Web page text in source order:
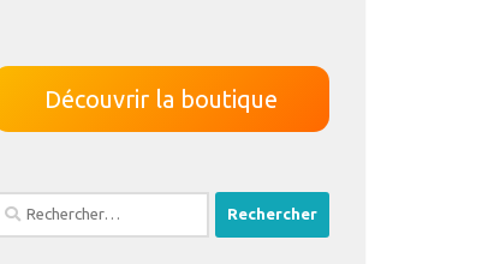
Découvrir la boutique
Rechercher :